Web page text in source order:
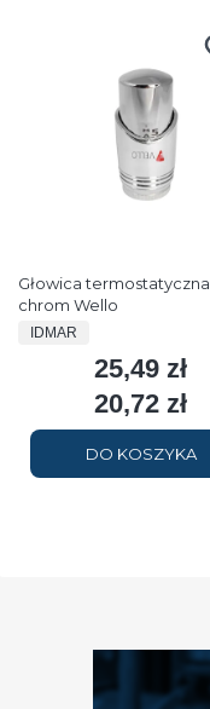
Głowica termostatyczna
chrom Wello
PRODUCENT
IDMAR
Cena
25,49 zł
Cena
20,72 zł
DO KOSZYKA